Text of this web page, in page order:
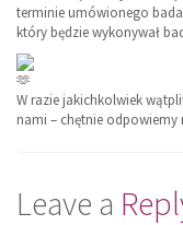
terminie umówionego
który będzie wykonywał
W razie jakichkolwiek
nami – chętnie odpowiemy
Leave a